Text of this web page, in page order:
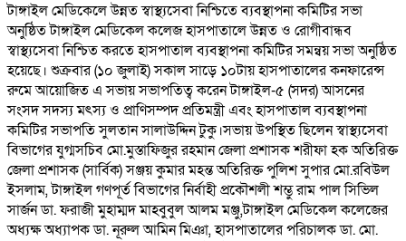
টাঙ্গাইল মেডিকেলে উন্নত স্বাস্থ্যসেবা নিশ্চিতে ব্যবস্থাপনা কমিটির সভা
অনুষ্ঠিত টাঙ্গাইল মেডিকেল কলেজ হাসপাতালে উন্নত ও রোগীবান্ধব
স্বাস্থ্যসেবা নিশ্চিত করতে হাসপাতাল ব্যবস্থাপনা কমিটির সমন্বয় সভা অনুষ্ঠিত
হয়েছে। শুক্রবার (১০ জুলাই) সকাল সাড়ে ১০টায় হাসপাতালের কনফারেন্স
রুমে আয়োজিত এ সভায় সভাপতিত্ব করেন টাঙ্গাইল-৫ (সদর) আসনের
সংসদ সদস্য মৎস্য ও প্রাণিসম্পদ প্রতিমন্ত্রী এবং হাসপাতাল ব্যবস্থাপনা
কমিটির সভাপতি সুলতান সালাউদ্দিন টুকু।সভায় উপস্থিত ছিলেন স্বাস্থ্যসেবা
বিভাগের যুগ্মসচিব মো.মুস্তাফিজুর রহমান জেলা প্রশাসক শরীফা হক অতিরিক্ত
জেলা প্রশাসক (সার্বিক) সঞ্জয় কুমার মহন্ত অতিরিক্ত পুলিশ সুপার মো.রবিউল
ইসলাম, টাঙ্গাইল গণপূর্ত বিভাগের নির্বাহী প্রকৌশলী শম্ভু রাম পাল সিভিল
সার্জন ডা. ফরাজী মুহাম্মদ মাহবুবুল আলম মঞ্জু,টাঙ্গাইল মেডিকেল কলেজের
অধ্যক্ষ অধ্যাপক ডা. নূরুল আমিন মিঞা, হাসপাতালের পরিচালক ডা. মো.